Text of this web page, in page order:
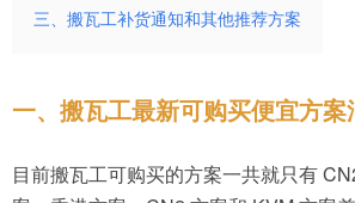
三、搬瓦工补货通知和其他推荐方案
一、搬瓦工最新可购买便宜方案
目前搬瓦工可购买的方案一共就只有